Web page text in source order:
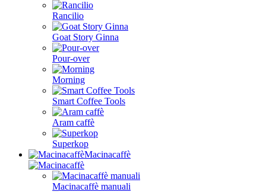
Rancilio
Goat Story Ginna
Pour-over
Morning
Smart Coffee Tools
Aram caffè
Superkop
Macinacaffè
Macinacaffè manuali